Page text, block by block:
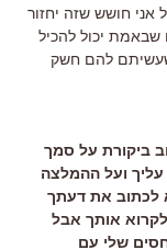
אני חושש שזה יחזור
שבאמת יכול להכיל
שעשיתם להם חשק
ביקורת על סמך
ועל ההמלצה
לכתוב את דעתך
אותך אבל
שלי עם